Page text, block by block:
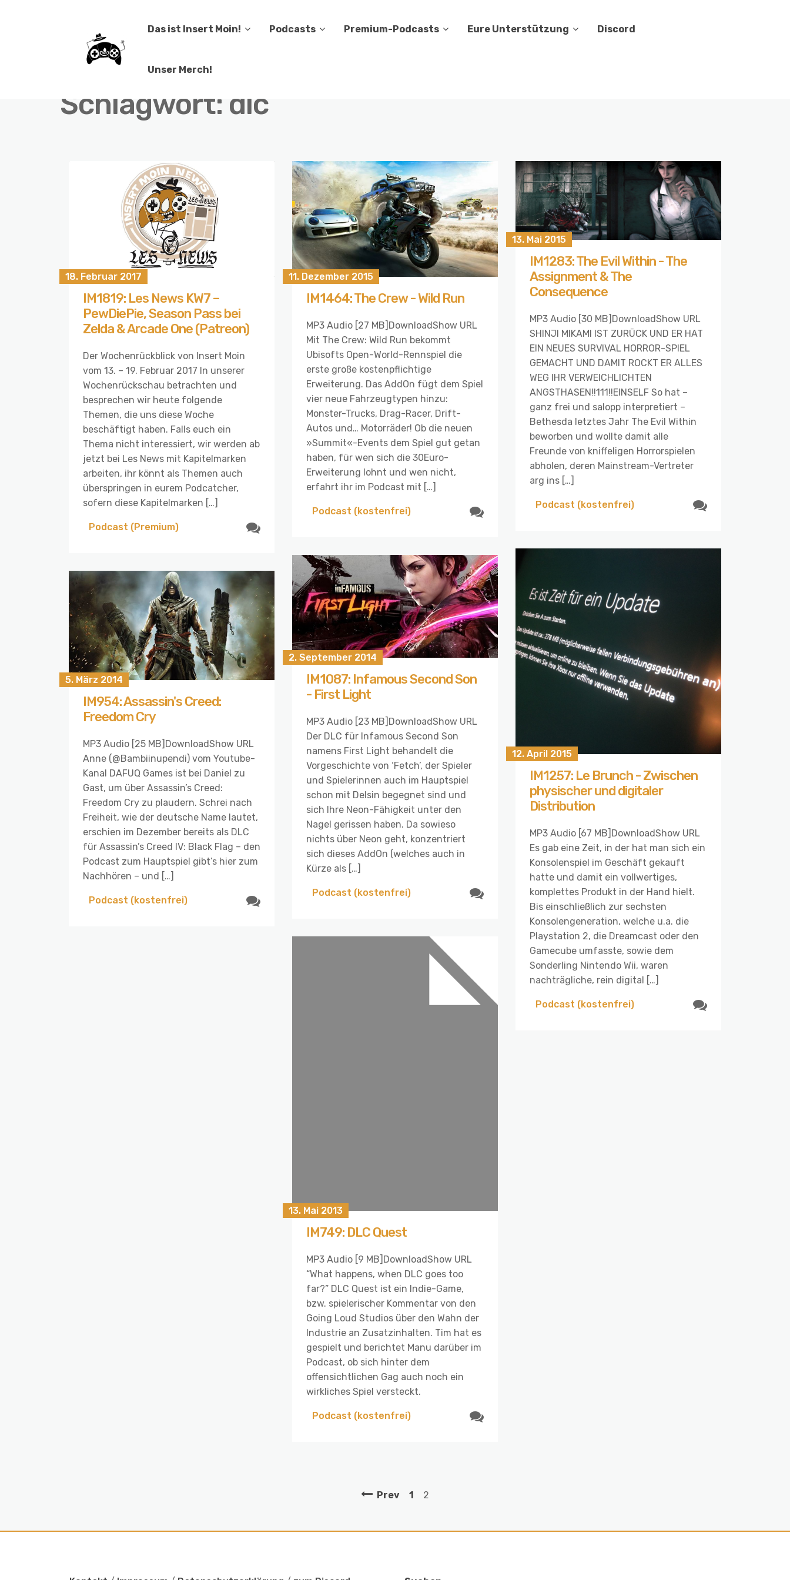
Das ist Insert Moin! Podcasts Premium-Podcasts Eure Unterstützung Discord
Unser Merch!
Schlagwort: dlc
18. Februar 2017
IM1819: Les News KW7 –
PewDiePie, Season Pass bei
Zelda & Arcade One (Patreon)
Der Wochenrückblick von Insert Moin
vom 13. – 19. Februar 2017 In unserer
Wochenrückschau betrachten und
besprechen wir heute folgende
Themen, die uns diese Woche
beschäftigt haben. Falls euch ein
Thema nicht interessiert, wir werden ab
jetzt bei Les News mit Kapitelmarken
arbeiten, ihr könnt als Themen auch
überspringen in eurem Podcatcher,
sofern diese Kapitelmarken […]
Podcast (Premium)
11. Dezember 2015
IM1464: The Crew - Wild Run
MP3 Audio [27 MB]DownloadShow URL
Mit The Crew: Wild Run bekommt
Ubisofts Open-World-Rennspiel die
erste große kostenpflichtige
Erweiterung. Das AddOn fügt dem Spiel
vier neue Fahrzeugtypen hinzu:
Monster-Trucks, Drag-Racer, Drift-
Autos und… Motorräder! Ob die neuen
»Summit«-Events dem Spiel gut getan
haben, für wen sich die 30Euro-
Erweiterung lohnt und wen nicht,
erfahrt ihr im Podcast mit […]
Podcast (kostenfrei)
13. Mai 2015
IM1283: The Evil Within - The
Assignment & The
Consequence
MP3 Audio [30 MB]DownloadShow URL
SHINJI MIKAMI IST ZURÜCK UND ER HAT
EIN NEUES SURVIVAL HORROR-SPIEL
GEMACHT UND DAMIT ROCKT ER ALLES
WEG IHR VERWEICHLICHTEN
ANGSTHASEN!!111!!EINSELF So hat –
ganz frei und salopp interpretiert –
Bethesda letztes Jahr The Evil Within
beworben und wollte damit alle
Freunde von kniffeligen Horrorspielen
abholen, deren Mainstream-Vertreter
arg ins […]
Podcast (kostenfrei)
12. April 2015
IM1257: Le Brunch - Zwischen
physischer und digitaler
Distribution
MP3 Audio [67 MB]DownloadShow URL
Es gab eine Zeit, in der hat man sich ein
Konsolenspiel im Geschäft gekauft
hatte und damit ein vollwertiges,
komplettes Produkt in der Hand hielt.
Bis einschließlich zur sechsten
Konsolengeneration, welche u.a. die
Playstation 2, die Dreamcast oder den
Gamecube umfasste, sowie dem
Sonderling Nintendo Wii, waren
nachträgliche, rein digital […]
Podcast (kostenfrei)
2. September 2014
IM1087: Infamous Second Son
- First Light
MP3 Audio [23 MB]DownloadShow URL
Der DLC für Infamous Second Son
namens First Light behandelt die
Vorgeschichte von ‘Fetch’, der Spieler
und Spielerinnen auch im Hauptspiel
schon mit Delsin begegnet sind und
sich Ihre Neon-Fähigkeit unter den
Nagel gerissen haben. Da sowieso
nichts über Neon geht, konzentriert
sich dieses AddOn (welches auch in
Kürze als […]
Podcast (kostenfrei)
5. März 2014
IM954: Assassin's Creed:
Freedom Cry
MP3 Audio [25 MB]DownloadShow URL
Anne (@Bambiinupendi) vom Youtube-
Kanal DAFUQ Games ist bei Daniel zu
Gast, um über Assassin’s Creed:
Freedom Cry zu plaudern. Schrei nach
Freiheit, wie der deutsche Name lautet,
erschien im Dezember bereits als DLC
für Assassin’s Creed IV: Black Flag – den
Podcast zum Hauptspiel gibt’s hier zum
Nachhören – und […]
Podcast (kostenfrei)
13. Mai 2013
IM749: DLC Quest
MP3 Audio [9 MB]DownloadShow URL
“What happens, when DLC goes too
far?” DLC Quest ist ein Indie-Game,
bzw. spielerischer Kommentar von den
Going Loud Studios über den Wahn der
Industrie an Zusatzinhalten. Tim hat es
gespielt und berichtet Manu darüber im
Podcast, ob sich hinter dem
offensichtlichen Gag auch noch ein
wirkliches Spiel versteckt.
Podcast (kostenfrei)
Prev 1 2